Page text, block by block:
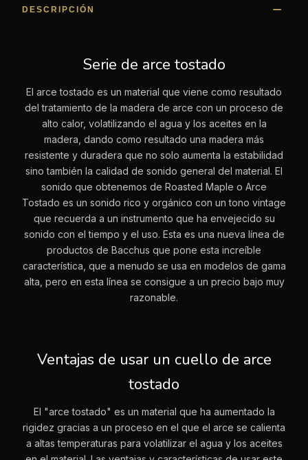
DESCRIPCIÓN
Serie de arce tostado
El arce tostado es un material que viene como resultado
del tratamiento de la madera de arce con un proceso de
alto calor, volatilizando el agua y los aceites en la
madera, dando como resultado una madera más
resistente y duradera que no solo aumenta la estabilidad
sino también la calidad de sonido general del material. El
sonido que obtenemos de Roasted Maple o Arce
Tostado es un sonido rico y orgánico con un tono vintage
que recuerda a un instrumento que ha envejecido su
sonido con el tiempo y el uso. Esta es una nueva línea de
productos de Bacchus que pone esta increíble
característica, que a menudo se usa en modelos de gama
alta, pero en esta línea se consigue a un precio bajo muy
razonable.
Ventajas de usar un cuello de arce
tostado
El "arce tostado" es un material que ha aumentado la
rigidez gracias a un proceso en el que el arce se calienta
a altas temperaturas para volatilizar el agua y los aceites